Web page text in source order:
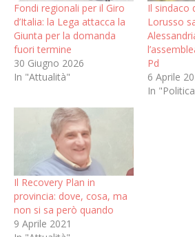
Fondi regionali per il Giro
d’Italia: la Lega attacca la
Giunta per la domanda
fuori termine
30 Giugno 2026
In "Attualità"
Il sindaco
Lorusso
Pd
6 Aprile
In
Il Recovery Plan in
provincia: dove, cosa, ma
non si sa però quando
9 Aprile 2021